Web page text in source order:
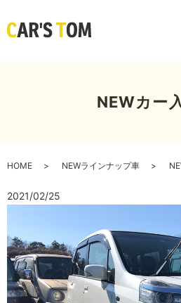
NEWカー
HOME NEWラインナップ車
2021/02/25